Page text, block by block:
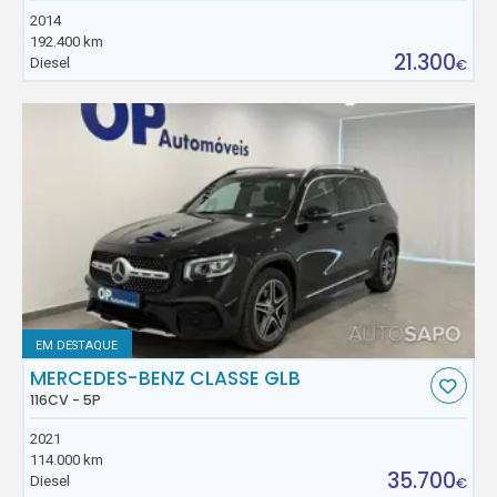
2014
192.400 km
Diesel
21.300€
EM DESTAQUE
MERCEDES-BENZ CLASSE GLB
116CV - 5P
2021
114.000 km
Diesel
35.700€